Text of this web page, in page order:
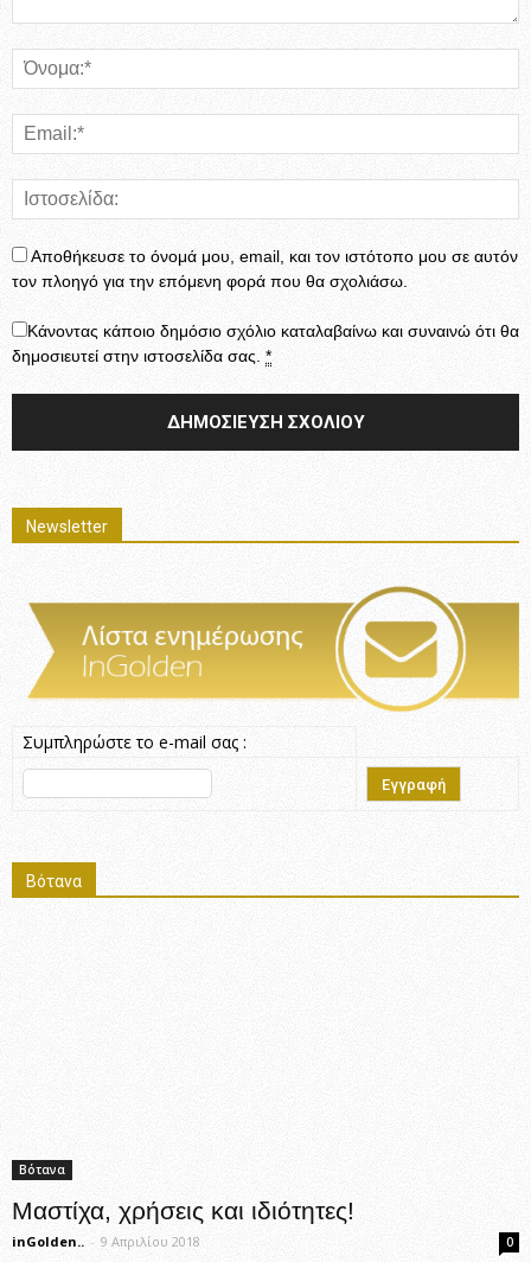
Αποθήκευσε το όνομά μου, email, και τον ιστότοπο μου σε αυτόν
τον πλοηγό για την επόμενη φορά που θα σχολιάσω.
Κάνοντας κάποιο δημόσιο σχόλιο καταλαβαίνω και συναινώ ότι θα
δημοσιευτεί στην ιστοσελίδα σας. *
Newsletter
Συμπληρώστε το e-mail σας :
Βότανα
Βότανα
Μαστίχα, χρήσεις και ιδιότητες!
inGolden.. - 9 Απριλίου 2018 0